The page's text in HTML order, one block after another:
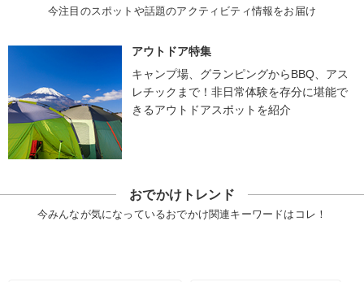
今注目のスポットや話題のアクティビティ情報をお届け
アウトドア特集
キャンプ場、グランピングからBBQ、アス
レチックまで！非日常体験を存分に堪能で
きるアウトドアスポットを紹介
おでかけトレンド
今みんなが気になっているおでかけ関連キーワードはコレ！